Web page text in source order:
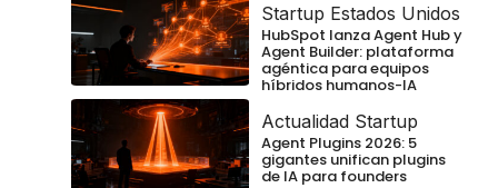
Startup Estados Unidos
HubSpot lanza Agent Hub y
Agent Builder: plataforma
agéntica para equipos
híbridos humanos-IA
Actualidad Startup
Agent Plugins 2026: 5
gigantes unifican plugins
de IA para founders